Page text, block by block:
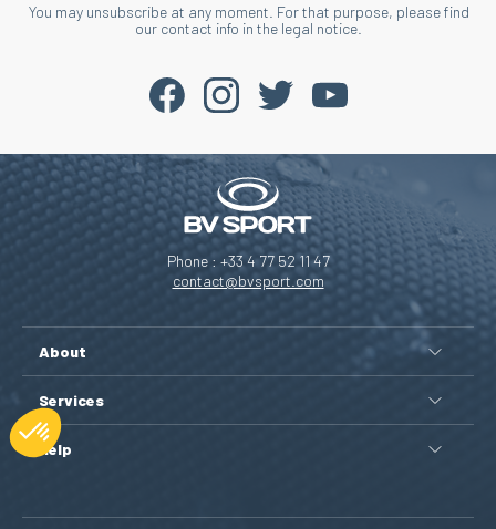
You may unsubscribe at any moment. For that purpose, please find
our contact info in the legal notice.
Phone : +33 4 77 52 11 47
contact@bvsport.com
About
Services
Help